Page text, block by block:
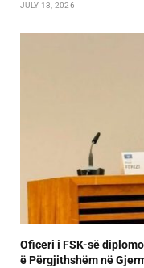
JULY 13, 2026
Oficeri i FSK-së
ë Përgjithshëm në